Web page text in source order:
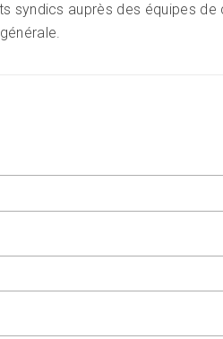
auprès des équipes de